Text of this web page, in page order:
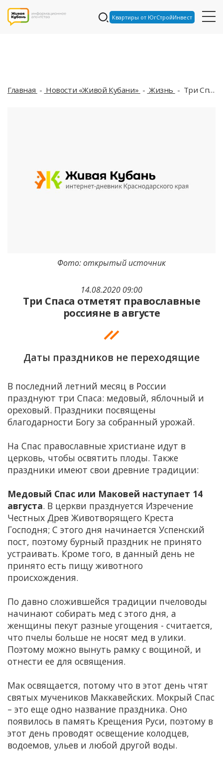
Квартиры от ЮгСтройИнвест
Главная Новости «Живой Кубани» Жизнь Три Спаса отметят православные россияне в августе
14.08.2020 09:00
Три Спаса отметят православные
россияне в августе
Даты праздников не переходящие
Фото: открытый источник
В последний летний месяц в России
празднуют три Спаса: медовый, яблочный и
ореховый. Праздники посвящены
благодарности Богу за собранный урожай.
На Спас православные христиане идут в
церковь, чтобы освятить плоды. Также
праздники имеют свои древние традиции:
Медовый Спас или Маковей наступает 14
августа. В церкви празднуется Изречение
Честных Древ Животворящего Креста
Господня; С этого дня начинается Успенский
пост, поэтому бурный праздник не принято
устраивать. Кроме того, в данный день не
принято есть пищу животного
происхождения.
По давно сложившейся традиции пчеловоды
начинают собирать мед с этого дня, а
женщины пекут разные угощения - считается,
что пчелы больше не носят мед в улики.
Поэтому можно вынуть рамку с вощиной, и
отнести ее для освящения.
Мак освящается, потому что в этот день чтят
святых мучеников Маккавейских. Мокрый Спас
– это еще одно название праздника. Оно
появилось в память Крещения Руси, поэтому в
этот день проводят освещение колодцев,
водоемов, ульев и любой другой воды.